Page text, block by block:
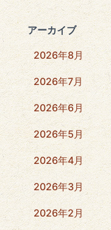
アーカイブ
2026年8月
2026年7月
2026年6月
2026年5月
2026年4月
2026年3月
2026年2月